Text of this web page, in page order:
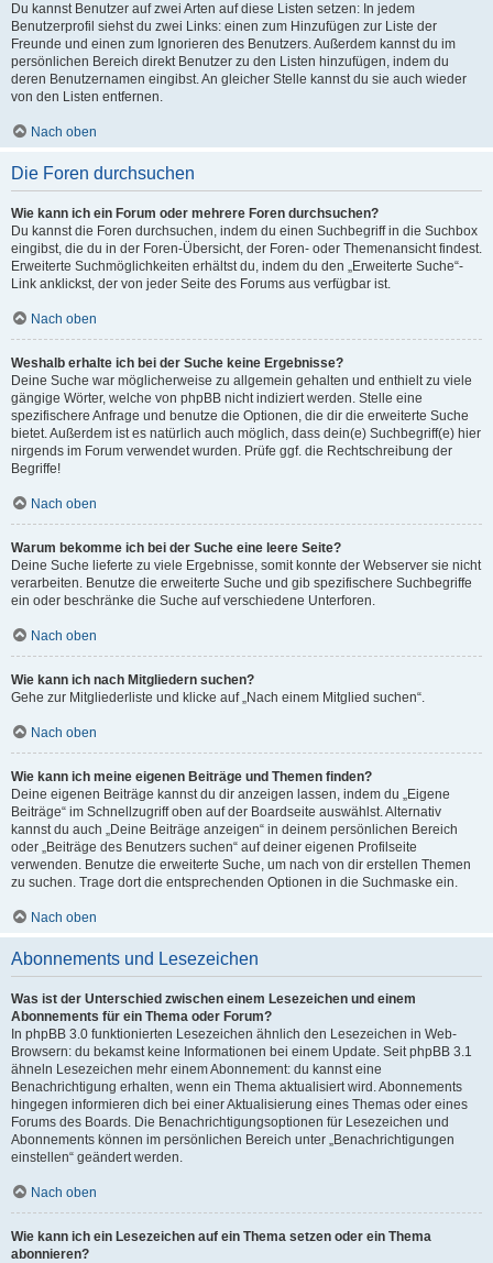
Du kannst Benutzer auf zwei Arten auf diese Listen setzen: In jedem
Benutzerprofil siehst du zwei Links: einen zum Hinzufügen zur Liste der
Freunde und einen zum Ignorieren des Benutzers. Außerdem kannst du im
persönlichen Bereich direkt Benutzer zu den Listen hinzufügen, indem du
deren Benutzernamen eingibst. An gleicher Stelle kannst du sie auch wieder
von den Listen entfernen.
Nach oben
Die Foren durchsuchen
Wie kann ich ein Forum oder mehrere Foren durchsuchen?
Du kannst die Foren durchsuchen, indem du einen Suchbegriff in die Suchbox
eingibst, die du in der Foren-Übersicht, der Foren- oder Themenansicht findest.
Erweiterte Suchmöglichkeiten erhältst du, indem du den „Erweiterte Suche“-
Link anklickst, der von jeder Seite des Forums aus verfügbar ist.
Nach oben
Weshalb erhalte ich bei der Suche keine Ergebnisse?
Deine Suche war möglicherweise zu allgemein gehalten und enthielt zu viele
gängige Wörter, welche von phpBB nicht indiziert werden. Stelle eine
spezifischere Anfrage und benutze die Optionen, die dir die erweiterte Suche
bietet. Außerdem ist es natürlich auch möglich, dass dein(e) Suchbegriff(e) hier
nirgends im Forum verwendet wurden. Prüfe ggf. die Rechtschreibung der
Begriffe!
Nach oben
Warum bekomme ich bei der Suche eine leere Seite?
Deine Suche lieferte zu viele Ergebnisse, somit konnte der Webserver sie nicht
verarbeiten. Benutze die erweiterte Suche und gib spezifischere Suchbegriffe
ein oder beschränke die Suche auf verschiedene Unterforen.
Nach oben
Wie kann ich nach Mitgliedern suchen?
Gehe zur Mitgliederliste und klicke auf „Nach einem Mitglied suchen“.
Nach oben
Wie kann ich meine eigenen Beiträge und Themen finden?
Deine eigenen Beiträge kannst du dir anzeigen lassen, indem du „Eigene
Beiträge“ im Schnellzugriff oben auf der Boardseite auswählst. Alternativ
kannst du auch „Deine Beiträge anzeigen“ in deinem persönlichen Bereich
oder „Beiträge des Benutzers suchen“ auf deiner eigenen Profilseite
verwenden. Benutze die erweiterte Suche, um nach von dir erstellen Themen
zu suchen. Trage dort die entsprechenden Optionen in die Suchmaske ein.
Nach oben
Abonnements und Lesezeichen
Was ist der Unterschied zwischen einem Lesezeichen und einem
Abonnements für ein Thema oder Forum?
In phpBB 3.0 funktionierten Lesezeichen ähnlich den Lesezeichen in Web-
Browsern: du bekamst keine Informationen bei einem Update. Seit phpBB 3.1
ähneln Lesezeichen mehr einem Abonnement: du kannst eine
Benachrichtigung erhalten, wenn ein Thema aktualisiert wird. Abonnements
hingegen informieren dich bei einer Aktualisierung eines Themas oder eines
Forums des Boards. Die Benachrichtigungsoptionen für Lesezeichen und
Abonnements können im persönlichen Bereich unter „Benachrichtigungen
einstellen“ geändert werden.
Nach oben
Wie kann ich ein Lesezeichen auf ein Thema setzen oder ein Thema
abonnieren?